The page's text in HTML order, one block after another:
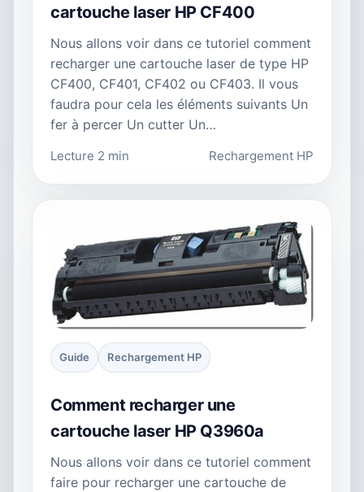
cartouche laser HP CF400
Nous allons voir dans ce tutoriel comment
recharger une cartouche laser de type HP
CF400, CF401, CF402 ou CF403. Il vous
faudra pour cela les éléments suivants Un
fer à percer Un cutter Un…
Lecture 2 min Rechargement HP
Guide Rechargement HP
Comment recharger une
cartouche laser HP Q3960a
Nous allons voir dans ce tutoriel comment
faire pour recharger une cartouche de